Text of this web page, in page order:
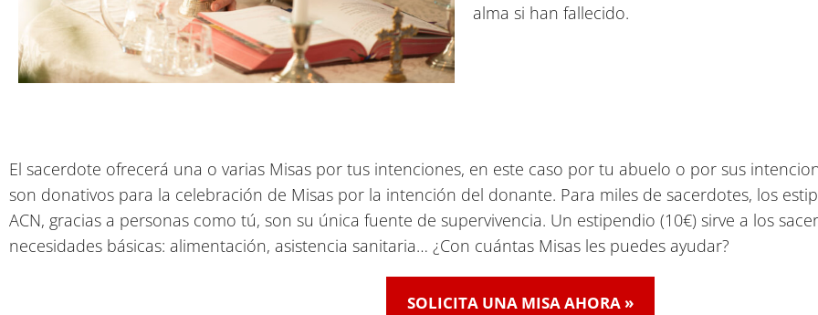
alma si han fallecido.
El sacerdote ofrecerá una o varias Misas por tus intenciones, en este caso por tu abuelo o por sus
son donativos para la celebración de Misas por la intención del donante. Para miles de sacerdotes, los
ACN, gracias a personas como tú, son su única fuente de supervivencia. Un estipendio (10€) sirve a los
necesidades básicas: alimentación, asistencia sanitaria… ¿Con cuántas Misas les puedes ayudar?
SOLICITA UNA MISA AHORA »